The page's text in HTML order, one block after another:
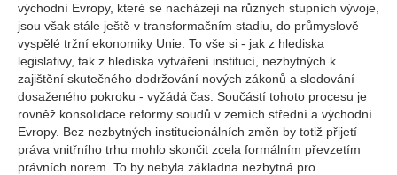
východní Evropy, které se nacházejí na různých stupních vývoje,
jsou však stále ještě v transformačním stadiu, do průmyslově
vyspělé tržní ekonomiky Unie. To vše si - jak z hlediska
legislativy, tak z hlediska vytváření institucí, nezbytných k
zajištění skutečného dodržování nových zákonů a sledování
dosaženého pokroku - vyžádá čas. Součástí tohoto procesu je
rovněž konsolidace reformy soudů v zemích střední a východní
Evropy. Bez nezbytných institucionálních změn by totiž přijetí
práva vnitřního trhu mohlo skončit zcela formálním převzetím
právních norem. To by nebyla základna nezbytná pro